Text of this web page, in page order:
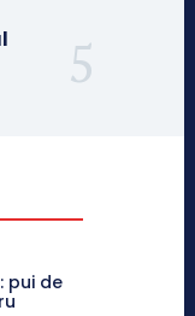
pui de